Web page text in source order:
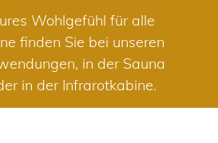
Wohlgefühl für alle
finden Sie bei unseren
in der Sauna
in der Infrarotkabine.